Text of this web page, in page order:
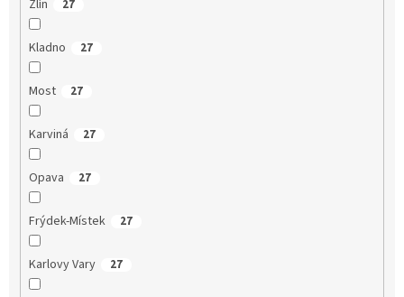
Zlín 27
Kladno 27
Most 27
Karviná 27
Opava 27
Frýdek-Místek 27
Karlovy Vary 27